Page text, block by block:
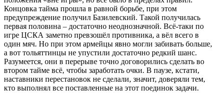
Концовка тайма прошла в равной борьбе, при этом
предупреждение получил Базилевский. Такой получилась
первая половина – достаточно неоднозначной. Всё-таки по
игре ЦСКА заметно превзошёл противника, а вёл всего в
один мяч. Но при этом армейцы явно могли забивать больше,
а вот тольяттинцы не упустили достаточно редкий шанс.
Разумеется, они в перерыве точно договорились сделать во
втором тайме всё, чтобы заработать очки. В паузе, кстати,
наставники перестановок не сделали, значит, доверяли тем,
кто выполнял все поставленные на этот поединок задачи.